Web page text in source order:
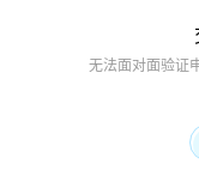
无法面对面验证